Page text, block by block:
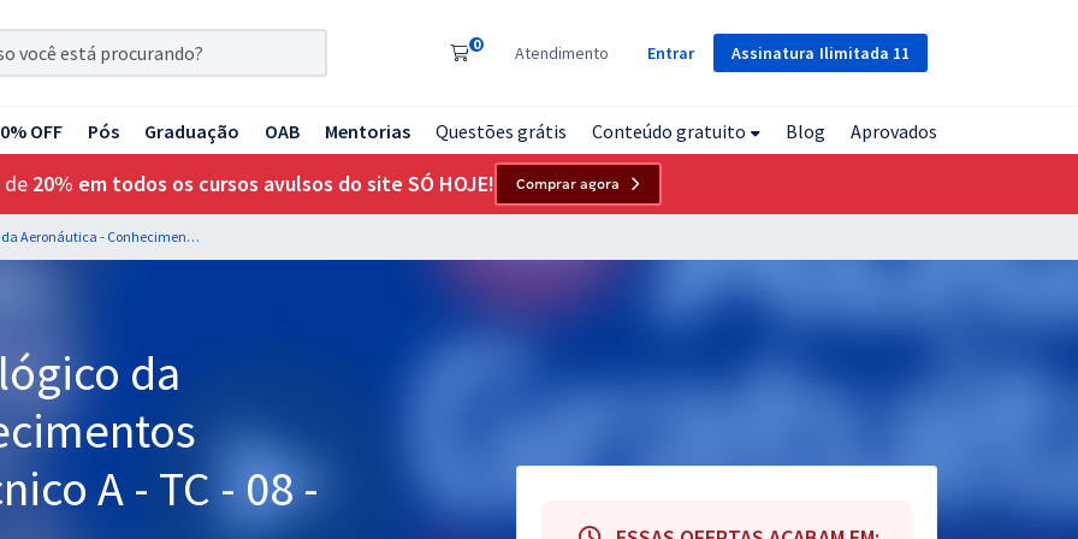
Assinatura Ilimitada 11
0 Atendimento Entrar
OFF Pós Graduação OAB Mentorias Questões grátis Conteúdo gratuito Blog Aprovados
de 20% em todos os cursos avulsos do site SÓ HOJE! Comprar agora
ITA - Instituto Tecnológico da Aeronáutica - Conhecimentos Específicos para Técnico A - TC - 08 - Informática
da
A - TC - 08 -